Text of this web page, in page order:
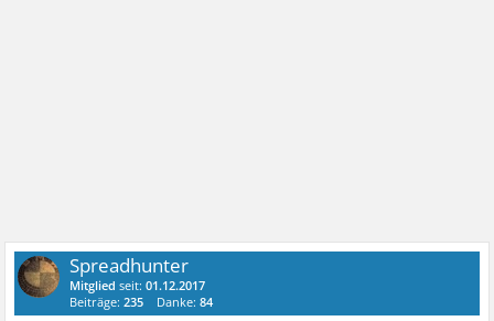
Spreadhunter
Mitglied seit:01.12.2017
Beiträge:235 Danke:84